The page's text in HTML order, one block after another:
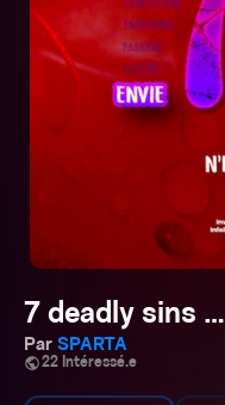
7 deadly sins …
Par SPARTA
public22 Intéressé.e